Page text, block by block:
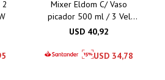
2
Mixer Eldom C/ Vaso
picador 500 ml / 3 Vel
600W i
USD 40,92
USD 34,78